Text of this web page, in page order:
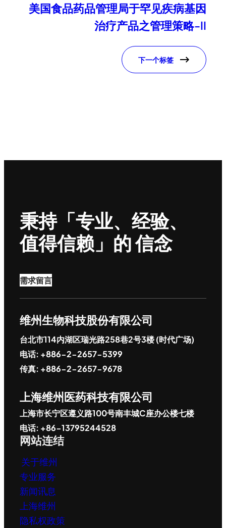
美国食品药品管理局于罕见疾病基因
治疗产品之管理策略-II
下一个标签
秉持「专业、经验、
值得信赖」的 信念
需求留言
维州生物科技股份有限公司
台北市114内湖区瑞光路258巷2号3楼 (时代广场)
电话: +886-2-2657-5399
传真: +886-2-2657-9678
上海维州医药科技有限公司
上海市长宁区遵义路100号南丰城C座办公楼七楼
电话: +86-13795244528
网站连结
关于维州
专业服务
新闻讯息
上海维州
隐私权政策